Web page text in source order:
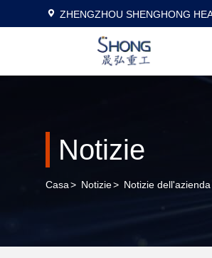
ZHENGZHOU SHENGHONG
Notizie
Casa> Notizie> Notizie